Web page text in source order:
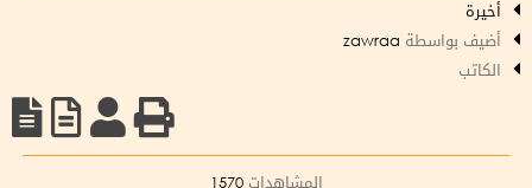
أخيرة
أضيف بواسطة
الكاتب
المشاهدات 1570